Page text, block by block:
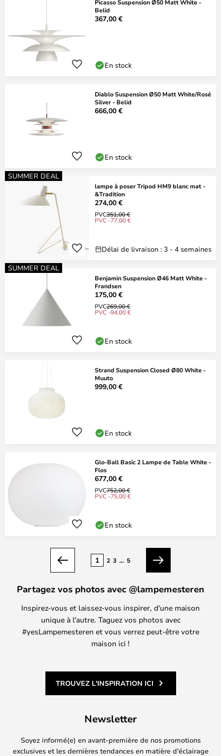
Picasso Suspension Ø50 Matt White -
Belid
367,00 €
En stock
Diablo Suspension Ø50 Matt White/Rosé
Silver - Belid
666,00 €
En stock
SUMMER DEAL
lampe à poser Tripod HM9 blanc mat -
&Tradition
274,00 €
PVC351,00 €
PVC -77,00 €
Délai de livraison : 3 - 4 semaines
SUMMER DEAL
Benjamin Suspension Ø46 Matt White -
Frandsen
175,00 €
PVC269,00 €
PVC -94,00 €
En stock
Strand Suspension Closed Ø80 White -
Muuto
999,00 €
En stock
Glo-Ball Basic 2 Lampe de Table White -
Flos
677,00 €
PVC752,00 €
PVC -75,00 €
En stock
Précédent
1 2 3 ... 5
Suivant
Partagez vos photos avec @lampemesteren
Inspirez-vous et laissez-vous inspirer, d'une maison
unique à l'autre. Taguez vos photos avec
#yesLampemesteren et vous verrez peut-être votre
maison ici !
TROUVEZ L'INSPIRATION ICI
Newsletter
Soyez informé(e) en avant-première de nos promotions
exclusives et les dernières tendances en matière d'éclairage